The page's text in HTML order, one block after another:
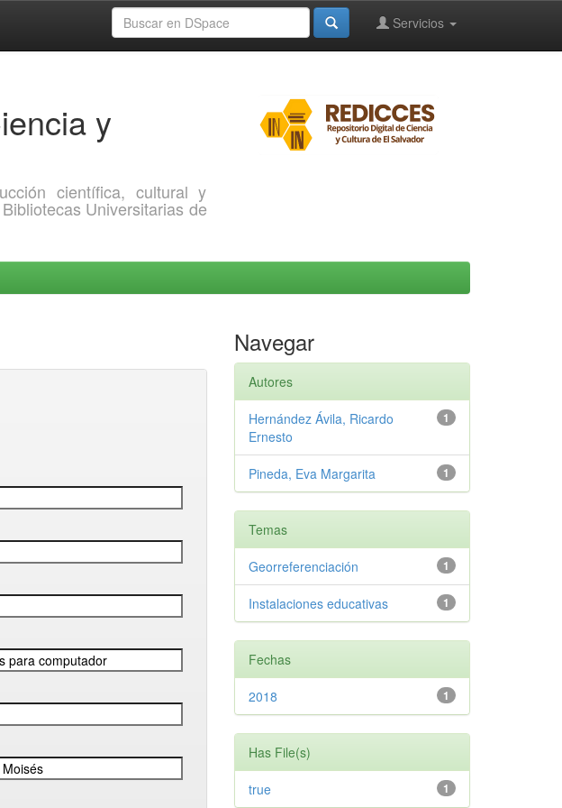
Servicios
y
científica, cultural y
Universitarias de
Navegar
Autores
1
Hernández Ávila, Ricardo
Ernesto
1
Pineda, Eva Margarita
Temas
1
Georreferenciación
1
Instalaciones educativas
Fechas
1
2018
Has File(s)
1
true